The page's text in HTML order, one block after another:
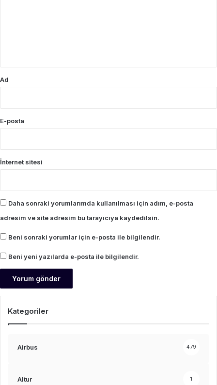
Ad
E-posta
İnternet sitesi
Daha sonraki yorumlarımda kullanılması için adım, e-posta
adresim ve site adresim bu tarayıcıya kaydedilsin.
Beni sonraki yorumlar için e-posta ile bilgilendir.
Beni yeni yazılarda e-posta ile bilgilendir.
Kategoriler
Airbus 479
Altur 1